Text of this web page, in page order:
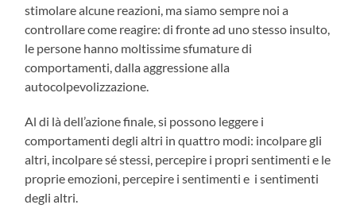
stimolare alcune reazioni, ma siamo sempre noi a
controllare come reagire: di fronte ad uno stesso insulto,
le persone hanno moltissime sfumature di
comportamenti, dalla aggressione alla
autocolpevolizzazione.
Al di là dell’azione finale, si possono leggere i
comportamenti degli altri in quattro modi: incolpare gli
altri, incolpare sé stessi, percepire i propri sentimenti e le
proprie emozioni, percepire i sentimenti e i sentimenti
degli altri.